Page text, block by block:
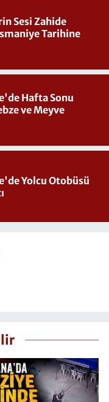
Sesi Zahide
Tarihine
Hafta Sonu
ve Meyve
Yolcu Otobüsü